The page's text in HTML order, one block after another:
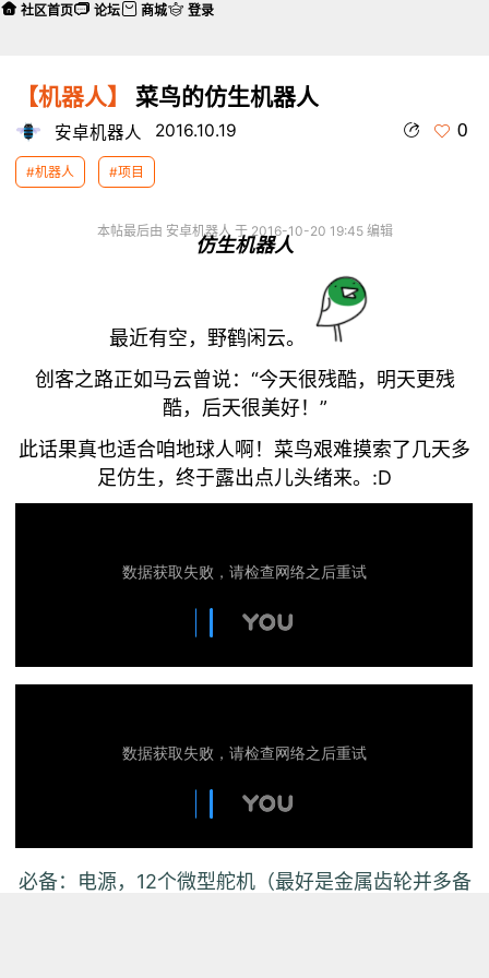
【机器人】 菜鸟的仿生机器人
安卓机器人 2016.10.19 0
#机器人 #项目
本帖最后由 安卓机器人 于 2016-10-20 19:45 编辑
仿生机器人
最近有空，野鹤闲云。
创客之路正如马云曾说：“今天很残酷，明天更残
酷，后天很美好！”
此话果真也适合咱地球人啊！菜鸟艰难摸索了几天多
足仿生，终于露出点儿头绪来。:D
必备：电源，12个微型舵机（最好是金属齿轮并多备
社区首页 论坛 商城 登录